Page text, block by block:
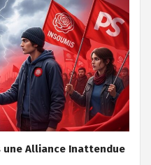
une Alliance Inattendue